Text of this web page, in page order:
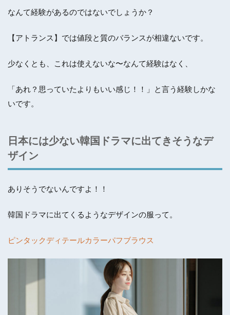
なんて経験があるのではないでしょうか？
【アトランス】では値段と質のバランスが相違ないです。
少なくとも、これは使えないな〜なんて経験はなく、
「あれ？思っていたよりもいい感じ！！」と言う経験しかな
いです。
日本には少ない韓国ドラマに出てきそうなデ
ザイン
ありそうでないんですよ！！
韓国ドラマに出てくるようなデザインの服って。
ピンタックディテールカラーパフブラウス